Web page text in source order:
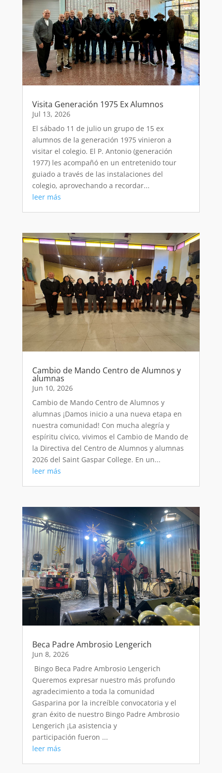
Visita Generación 1975 Ex Alumnos
Jul 13, 2026
El sábado 11 de julio un grupo de 15 ex
alumnos de la generación 1975 vinieron a
visitar el colegio. El P. Antonio (generación
1977) les acompañó en un entretenido tour
guiado a través de las instalaciones del
colegio, aprovechando a recordar...
leer más
Cambio de Mando Centro de Alumnos y
alumnas
Jun 10, 2026
Cambio de Mando Centro de Alumnos y
alumnas ¡Damos inicio a una nueva etapa en
nuestra comunidad! Con mucha alegría y
espíritu cívico, vivimos el Cambio de Mando de
la Directiva del Centro de Alumnos y alumnas
2026 del Saint Gaspar College. En un...
leer más
Beca Padre Ambrosio Lengerich
Jun 8, 2026
​ Bingo Beca Padre Ambrosio Lengerich
Queremos expresar nuestro más profundo
agradecimiento a toda la comunidad
Gasparina por la increíble convocatoria y el
gran éxito de nuestro Bingo Padre Ambrosio
Lengerich ¡La asistencia y
participación fueron ...
leer más